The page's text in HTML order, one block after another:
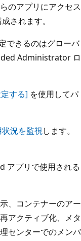
のアプリにアクセス
されます。
できるのはグローバ
Administrator ロ
する] を使用してパ
況を監視します。
アプリで使用される
、コンテナーのアー
アクティブ化、メタ
センターでのメンバ